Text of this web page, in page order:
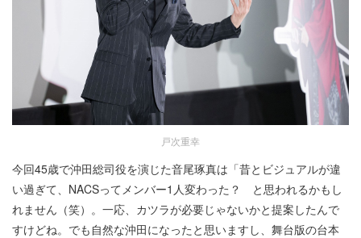
戸次重幸
今回45歳で沖田総司役を演じた音尾琢真は「昔とビジュアルが違
い過ぎて、NACSってメンバー1人変わった？ と思われるかもし
れません（笑）。一応、カツラが必要じゃないかと提案したんで
すけどね。でも自然な沖田になったと思いますし、舞台版の台本